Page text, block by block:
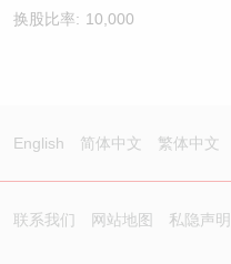
换股比率: 10,000
English 简体中文 繁体中文
联系我们 网站地图 私隐声明